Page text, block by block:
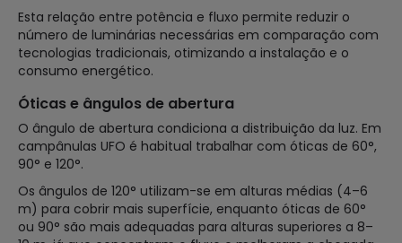
Esta relação entre potência e fluxo permite reduzir o
número de luminárias necessárias em comparação com
tecnologias tradicionais, otimizando a instalação e o
consumo energético.
Óticas e ângulos de abertura
O ângulo de abertura condiciona a distribuição da luz. Em
campânulas UFO é habitual trabalhar com óticas de 60°,
90° e 120°.
Os ângulos de 120° utilizam-se em alturas médias (4–6
m) para cobrir mais superfície, enquanto óticas de 60°
ou 90° são mais adequadas para alturas superiores a 8–